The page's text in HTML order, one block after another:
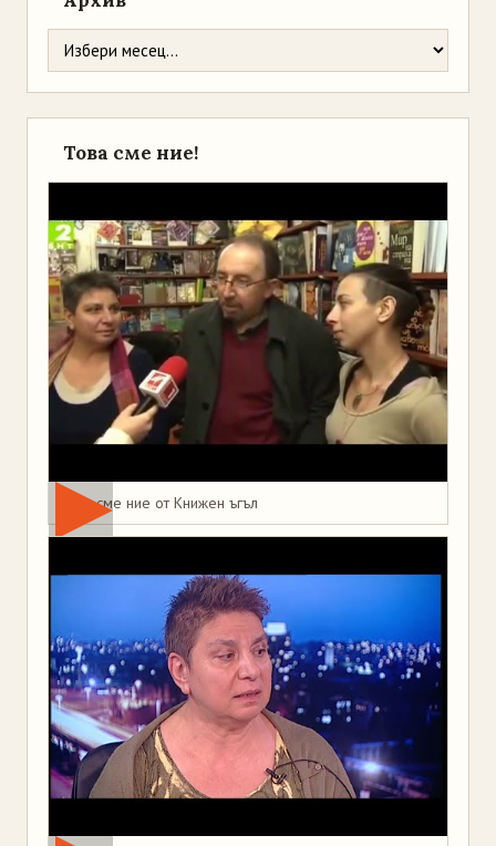
Това сме ние!
Това сме ние от Книжен ъгъл